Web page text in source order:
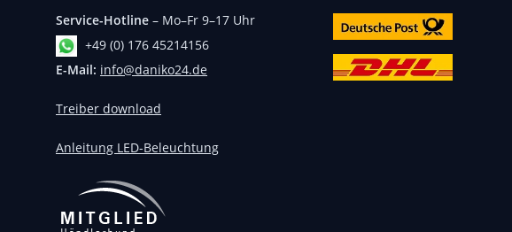
Service-Hotline – Mo–Fr 9–17 Uhr
+49 (0) 176 45214156
E-Mail: info@daniko24.de
Treiber download
Anleitung LED-Beleuchtung